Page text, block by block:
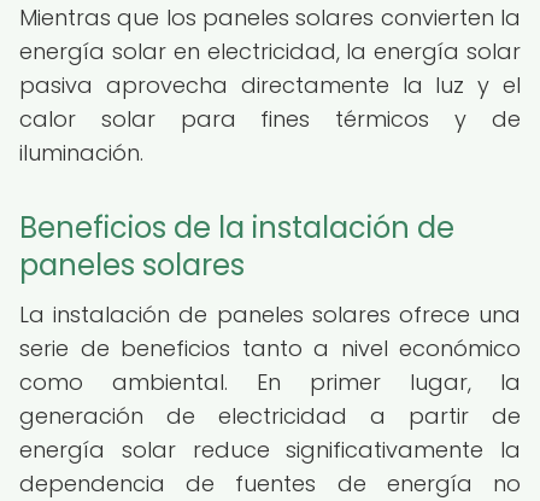
Mientras que los paneles solares convierten la
energía solar en electricidad, la energía solar
pasiva aprovecha directamente la luz y el
calor solar para fines térmicos y de
iluminación.
Beneficios de la instalación de
paneles solares
La instalación de paneles solares ofrece una
serie de beneficios tanto a nivel económico
como ambiental. En primer lugar, la
generación de electricidad a partir de
energía solar reduce significativamente la
dependencia de fuentes de energía no